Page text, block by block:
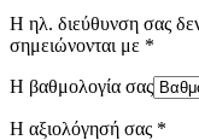
Η ηλ. διεύθυνση σας
σημειώνονται με *
Η βαθμολογία σας
Η αξιολόγησή σας *